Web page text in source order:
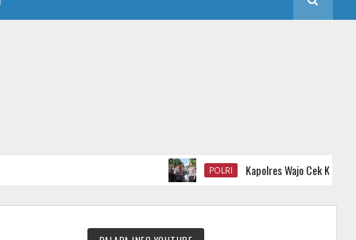
POLRI Kapolres Wajo Cek Kendaraan